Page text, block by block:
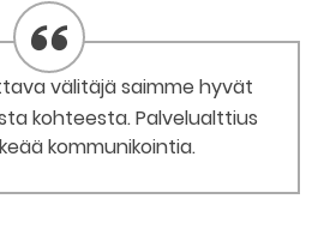
välitäjä saimme hyvät
kohteesta. Palvelualttius
kommunikointia.